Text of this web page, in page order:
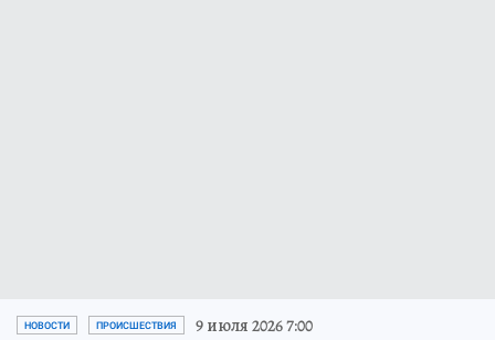
НОВОСТИ ПРОИСШЕСТВИЯ 9 июля 2026 7:00